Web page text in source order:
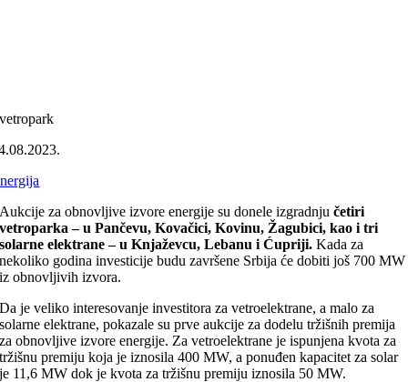
vetropark
Aukcije za obnovljive izvore energije su donele izgradnju četiri
vetroparka – u Pančevu, Kovačici, Kovinu, Žagubici, kao i tri
solarne elektrane – u Knjaževcu, Lebanu i Ćupriji. Kada za
nekoliko godina investicije budu završene Srbija će dobiti još 700 MW
iz obnovljivih izvora.
Da je veliko interesovanje investitora za vetroelektrane, a malo za
solarne elektrane, pokazale su prve aukcije za dodelu tržišnih premija
za obnovljive izvore energije. Za vetroelektrane je ispunjena kvota za
tržišnu premiju koja je iznosila 400 MW, a ponuđen kapacitet za solar
je 11,6 MW dok je kvota za tržišnu premiju iznosila 50 MW.